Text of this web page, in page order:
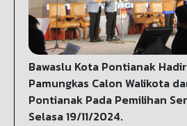
Bawaslu Kota Pontianak
Pamungkas Calon Walikota
Pontianak Pada Pemilihan
Selasa 19/11/2024.